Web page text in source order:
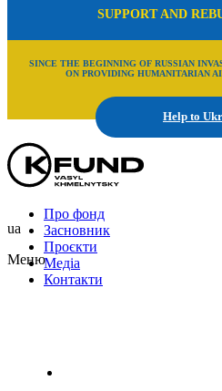
SUPPORT AND
SINCE THE BEGINNING OF RUSSIAN
ON PROVIDING HUMANITARIAN
Help to
Про фонд
Засновник
Проєкти
Медіа
Контакти
ua
Меню